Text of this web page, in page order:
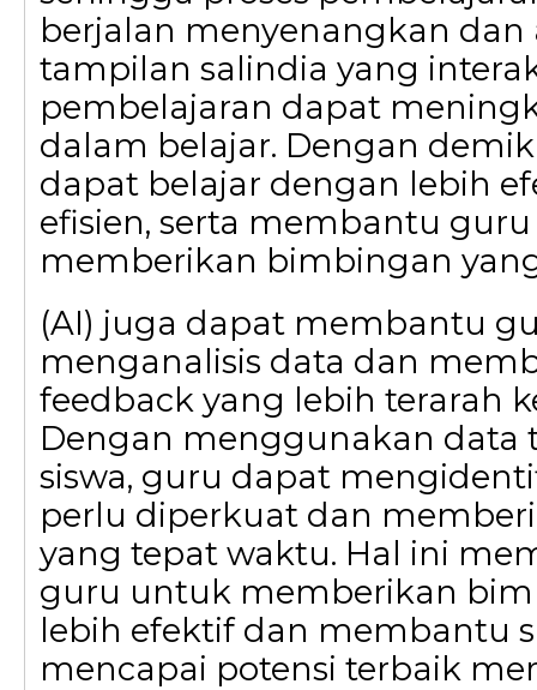
berjalan menyenangkan
tampilan salindia yang
pembelajaran dapat
dalam belajar. Dengan
dapat belajar dengan lebih
efisien, serta membantu
memberikan bimbingan
(AI) juga dapat membantu
menganalisis data dan
feedback yang lebih terarah
Dengan menggunakan data
siswa, guru dapat
perlu diperkuat dan
yang tepat waktu. Hal ini
guru untuk memberikan
lebih efektif dan membantu
mencapai potensi terbaik